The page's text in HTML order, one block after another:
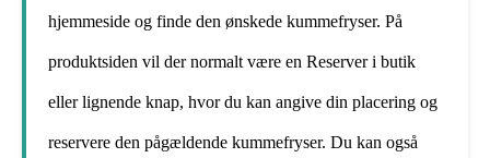
hjemmeside og finde den ønskede kummefryser. På
produktsiden vil der normalt være en Reserver i butik
eller lignende knap, hvor du kan angive din placering og
reservere den pågældende kummefryser. Du kan også